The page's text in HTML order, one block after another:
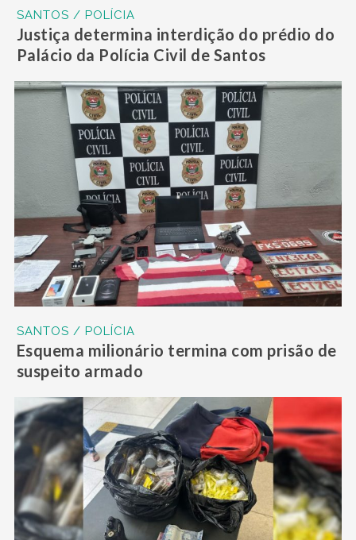
SANTOS / POLÍCIA
Justiça determina interdição do prédio do
Palácio da Polícia Civil de Santos
SANTOS / POLÍCIA
Esquema milionário termina com prisão de
suspeito armado